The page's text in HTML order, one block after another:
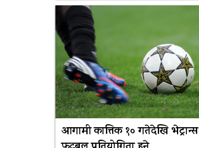
आगामी कात्तिक १० गतेदेखि भेट्रान्स